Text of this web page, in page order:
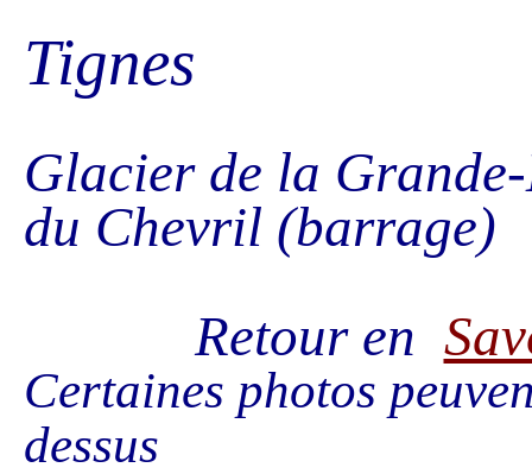
Tignes
Glacier de la
du Chevril (barrage)
Retour en
Certaines photos
dessus